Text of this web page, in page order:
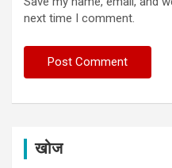
next time I comment.
खोज